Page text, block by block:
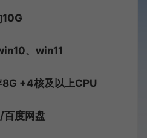
10G
、win11
8G +4核及以上CPU
/百度网盘